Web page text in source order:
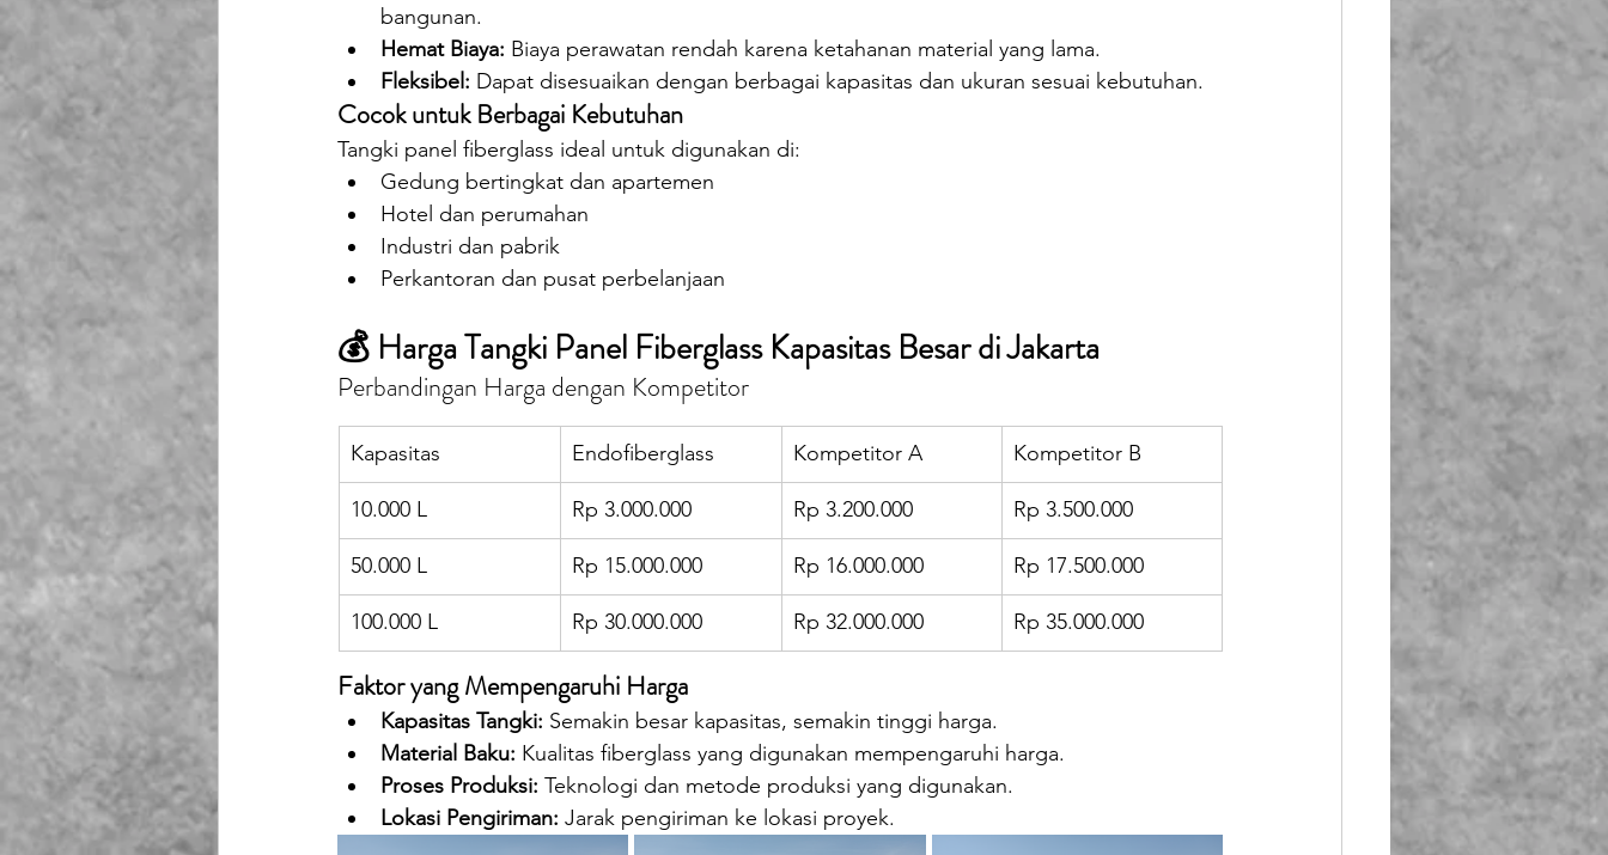
bangunan.
Hemat Biaya: Biaya perawatan rendah karena ketahanan material yang lama.
Fleksibel: Dapat disesuaikan dengan berbagai kapasitas dan ukuran sesuai kebutuhan.
Cocok untuk Berbagai Kebutuhan
Tangki panel fiberglass ideal untuk digunakan di:
Gedung bertingkat dan apartemen
Hotel dan perumahan
Industri dan pabrik
Perkantoran dan pusat perbelanjaan
💰 Harga Tangki Panel Fiberglass Kapasitas Besar di Jakarta
Perbandingan Harga dengan Kompetitor
Kapasitas Endofiberglass Kompetitor A Kompetitor B
10.000 L Rp 3.000.000 Rp 3.200.000 Rp 3.500.000
50.000 L Rp 15.000.000 Rp 16.000.000 Rp 17.500.000
100.000 L Rp 30.000.000 Rp 32.000.000 Rp 35.000.000
Faktor yang Mempengaruhi Harga
Kapasitas Tangki: Semakin besar kapasitas, semakin tinggi harga.
Material Baku: Kualitas fiberglass yang digunakan mempengaruhi harga.
Proses Produksi: Teknologi dan metode produksi yang digunakan.
Lokasi Pengiriman: Jarak pengiriman ke lokasi proyek.